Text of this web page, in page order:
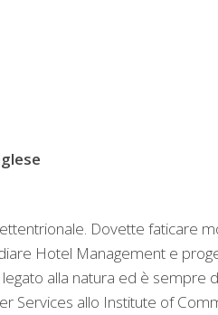
Dovette faticare
Hotel Management e
alla natura ed è sempre
Services allo Institute of